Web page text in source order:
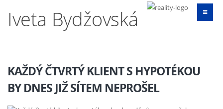
Iveta Bydžovská
KAŽDÝ ČTVRTÝ KLIENT S HYPOTÉKOU
BY DNES JIŽ SÍTEM NEPROŠEL